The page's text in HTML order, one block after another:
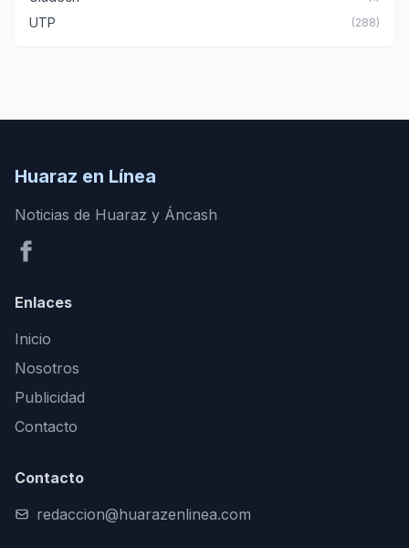
UTP (288)
Huaraz en Línea
Noticias de Huaraz y Áncash
Enlaces
Inicio
Nosotros
Publicidad
Contacto
Contacto
redaccion@huarazenlinea.com